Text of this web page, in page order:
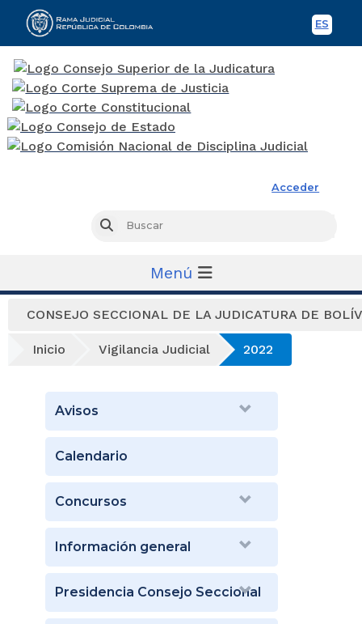
ES
Acceder
Buscar
Menú
CONSEJO SECCIONAL DE LA JUDICATURA DE
Inicio Vigilancia Judicial 2022
Avisos
Calendario
Concursos
Información general
Presidencia Consejo Seccional